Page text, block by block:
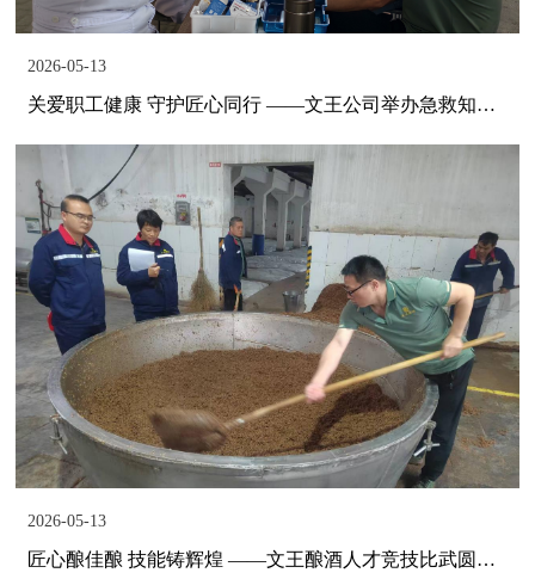
2026-05-13
关爱职工健康 守护匠心同行 ——文王公司举办急救知识普及暨健康义诊活动
2026-05-13
匠心酿佳酿 技能铸辉煌 ——文王酿酒人才竞技比武圆满落幕